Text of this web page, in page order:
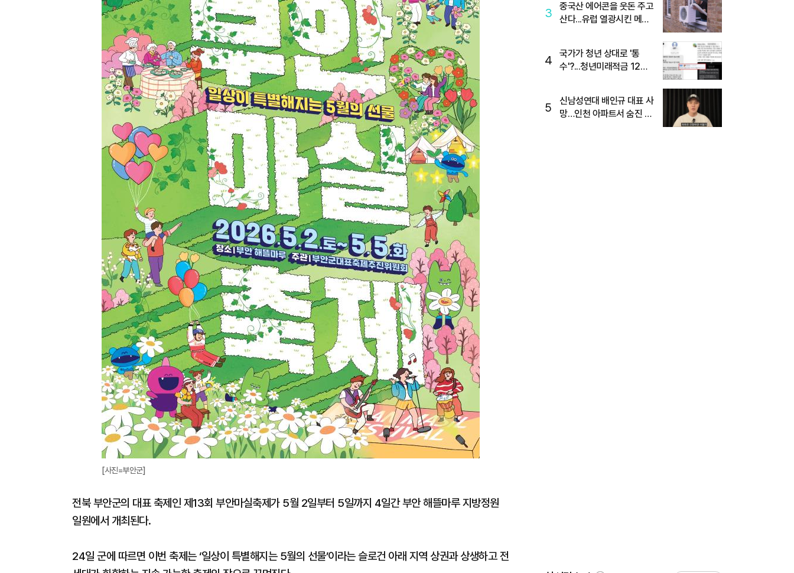
대
[사진=부안군]
전북 부안군의 대표 축제인 제13회 부안마실축제가 5월 2일부터 5일까지 4일간 부안 해뜰마루 지방정원
일원에서 개최된다.
24일 군에 따르면 이번 축제는 ‘일상이 특별해지는 5월의 선물’이라는 슬로건 아래 지역 상권과 상생하고 전
3
중국산 에어콘을 웃돈 주고
산다...유럽 열광시킨 메이
4
국가가 청년 상대로 '통
수'?...청년미래적금 12%
5
신남성연대 배인규 대표 사
망…인천 아파트서 숨진 채